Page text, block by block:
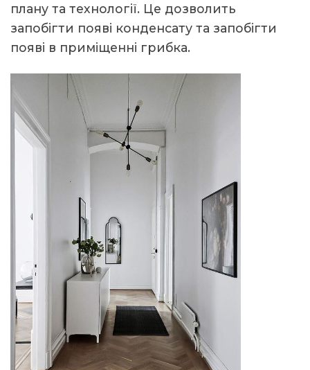
плану та технології. Це дозволить
запобігти появі конденсату та запобігти
появі в приміщенні грибка.